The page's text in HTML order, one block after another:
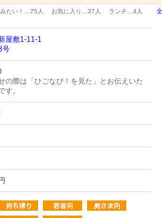
たい！… 75人 お気に入り… 37人 ランチ… 4人
屋敷1-11-1
号
の際は「ひごなび！を見た」とお伝えいた
す。